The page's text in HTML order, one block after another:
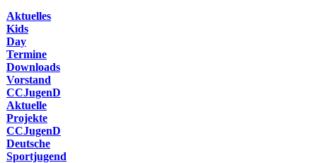
Aktuelles
Kids
Day
Termine
Downloads
Vorstand
CCJugenD
Aktuelle
Projekte
CCJugenD
Deutsche
Sportjugend